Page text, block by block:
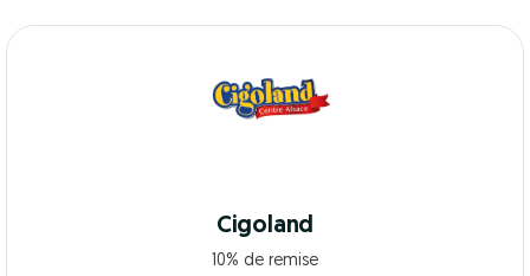
Cigoland
10% de remise